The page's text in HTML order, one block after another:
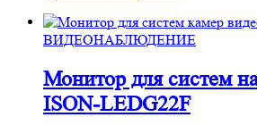
ВИДЕОНАБЛЮДЕНИЕ
Монитор для систем
ISON-LEDG22F